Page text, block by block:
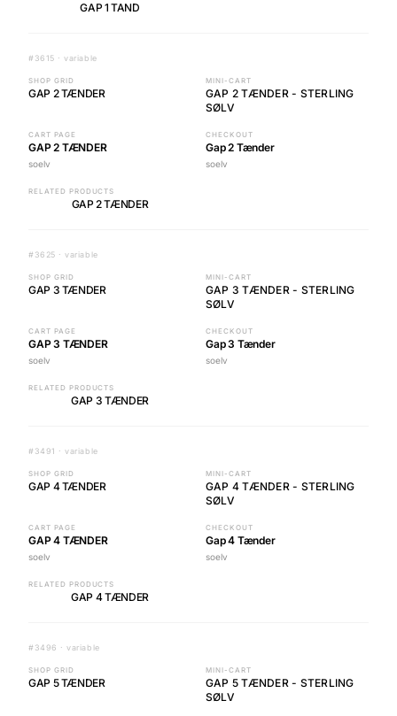
GAP 1 TAND
#3615 · variable
SHOP GRID
GAP 2 TÆNDER
MINI-CART
GAP 2 TÆNDER - STERLING
SØLV
CART PAGE
GAP 2 TÆNDER
soelv
CHECKOUT
Gap 2 Tænder
soelv
RELATED PRODUCTS
GAP 2 TÆNDER
#3625 · variable
SHOP GRID
GAP 3 TÆNDER
MINI-CART
GAP 3 TÆNDER - STERLING
SØLV
CART PAGE
GAP 3 TÆNDER
soelv
CHECKOUT
Gap 3 Tænder
soelv
RELATED PRODUCTS
GAP 3 TÆNDER
#3491 · variable
SHOP GRID
GAP 4 TÆNDER
MINI-CART
GAP 4 TÆNDER - STERLING
SØLV
CART PAGE
GAP 4 TÆNDER
soelv
CHECKOUT
Gap 4 Tænder
soelv
RELATED PRODUCTS
GAP 4 TÆNDER
#3496 · variable
SHOP GRID
GAP 5 TÆNDER
MINI-CART
GAP 5 TÆNDER - STERLING
SØLV